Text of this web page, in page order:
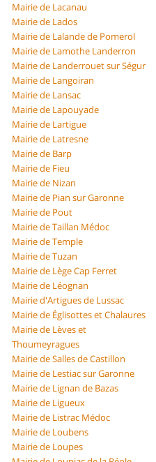
Mairie de Lacanau
Mairie de Lados
Mairie de Lalande de Pomerol
Mairie de Lamothe Landerron
Mairie de Landerrouet sur Ségur
Mairie de Langoiran
Mairie de Lansac
Mairie de Lapouyade
Mairie de Lartigue
Mairie de Latresne
Mairie de Barp
Mairie de Fieu
Mairie de Nizan
Mairie de Pian sur Garonne
Mairie de Pout
Mairie de Taillan Médoc
Mairie de Temple
Mairie de Tuzan
Mairie de Lège Cap Ferret
Mairie de Léognan
Mairie d'Artigues de Lussac
Mairie de Églisottes et Chalaures
Mairie de Lèves et
Thoumeyragues
Mairie de Salles de Castillon
Mairie de Lestiac sur Garonne
Mairie de Lignan de Bazas
Mairie de Ligueux
Mairie de Listrac Médoc
Mairie de Loubens
Mairie de Loupes